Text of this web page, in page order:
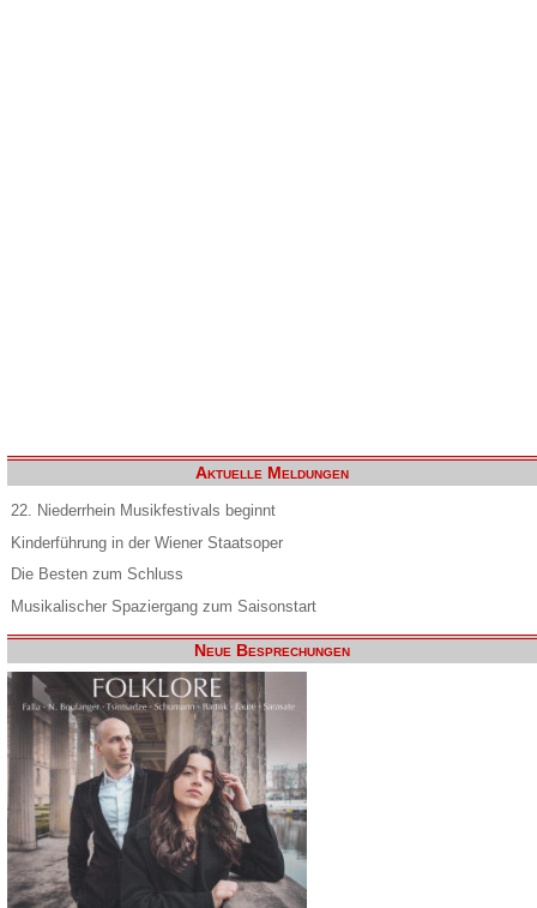
Aktuelle Meldungen
22. Niederrhein Musikfestivals beginnt
Kinderführung in der Wiener Staatsoper
Die Besten zum Schluss
Musikalischer Spaziergang zum Saisonstart
Neue Besprechungen